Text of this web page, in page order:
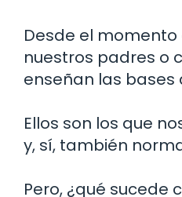
Desde el
nuestros padres o
enseñan las bases
Ellos son los que
y, sí, también
Pero, ¿qué sucede